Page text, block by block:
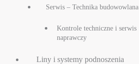
Serwis – Technika budowowlana
Kontrole techniczne i serwis
naprawczy
Liny i systemy podnoszenia